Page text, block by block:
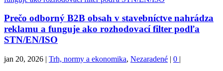
Prečo odborný B2B obsah v stavebníctve nahrádza
reklamu a funguje ako rozhodovací filter podľa
STN/EN/ISO
jan 20, 2026 | Trh, normy a ekonomika, Nezaradené | 0 |